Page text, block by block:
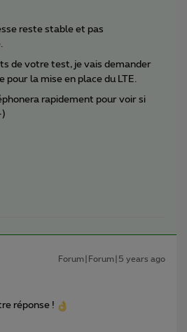
reste stable et pas
de votre test, je vais demander
pour la mise en place du LTE.
rapidement pour voir si
)
Forum|Forum|5 years ago
réponse !